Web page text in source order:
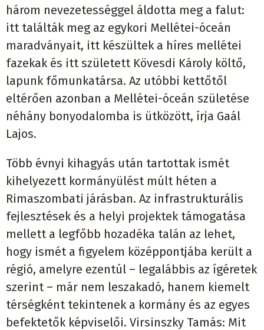
három nevezetességgel áldotta meg a falut:
itt találták meg az egykori Mellétei-óceán
maradványait, itt készültek a híres mellétei
fazekak és itt született Kövesdi Károly költő,
lapunk főmunkatársa. Az utóbbi kettőtől
eltérően azonban a Mellétei-óceán születése
néhány bonyodalomba is ütközött, írja Gaál
Lajos.
Több évnyi kihagyás után tartottak ismét
kihelyezett kormányülést múlt héten a
Rimaszombati járásban. Az infrastrukturális
fejlesztések és a helyi projektek támogatása
mellett a legfőbb hozadéka talán az lehet,
hogy ismét a figyelem középpontjába került a
régió, amelyre ezentúl – legalábbis az ígéretek
szerint – már nem leszakadó, hanem kiemelt
térségként tekintenek a kormány és az egyes
befektetők képviselői. Virsinszky Tamás: Mit